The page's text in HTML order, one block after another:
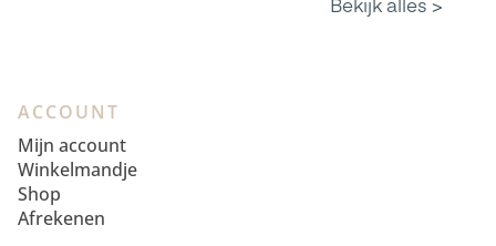
ACCOUNT
Mijn account
Winkelmandje
Shop
Afrekenen